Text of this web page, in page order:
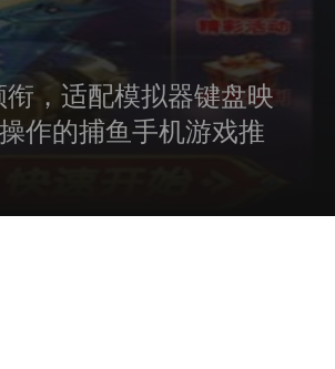
，适配模拟器键盘映
作的捕鱼手机游戏推